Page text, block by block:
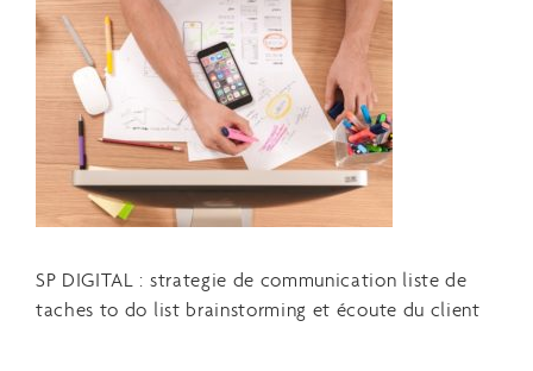
SP DIGITAL : strategie de communication liste de
taches to do list brainstorming et écoute du client